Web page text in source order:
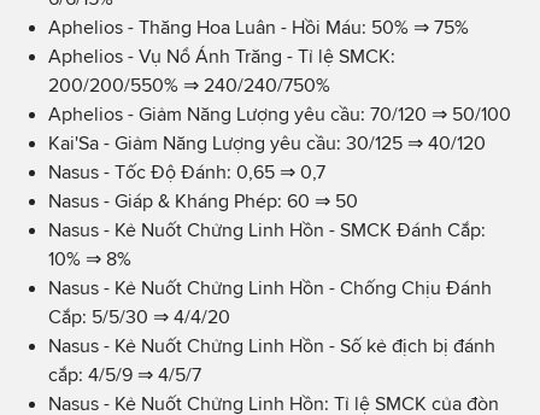
Aphelios - Thăng Hoa Luân - Hồi Máu: 50% ⇒ 75%
Aphelios - Vụ Nổ Ánh Trăng - Tỉ lệ SMCK:
200/200/550% ⇒ 240/240/750%
Aphelios - Giảm Năng Lượng yêu cầu: 70/120 ⇒ 50/100
Kai'Sa - Giảm Năng Lượng yêu cầu: 30/125 ⇒ 40/120
Nasus - Tốc Độ Đánh: 0,65 ⇒ 0,7
Nasus - Giáp & Kháng Phép: 60 ⇒ 50
Nasus - Kẻ Nuốt Chửng Linh Hồn - SMCK Đánh Cắp:
10% ⇒ 8%
Nasus - Kẻ Nuốt Chửng Linh Hồn - Chống Chịu Đánh
Cắp: 5/5/30 ⇒ 4/4/20
Nasus - Kẻ Nuốt Chửng Linh Hồn - Số kẻ địch bị đánh
cắp: 4/5/9 ⇒ 4/5/7
Nasus - Kẻ Nuốt Chửng Linh Hồn: Tỉ lệ SMCK của đòn